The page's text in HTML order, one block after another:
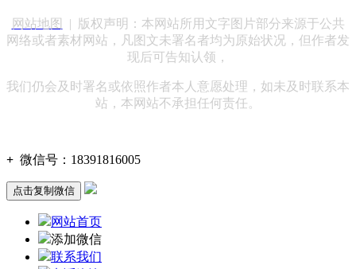
网站地图
| 版权声明：本网站所用文字图片部分来源于公共
网络或者素材网站，凡图文未署名者均为原始状况，但作者发
现后可告知认领，
我们仍会及时署名或依照作者本人意愿处理，如未及时联系本
站，本网站不承担任何责任。
+ 微信号： 18391816005
点击复制微信
网站首页
添加微信
联系我们